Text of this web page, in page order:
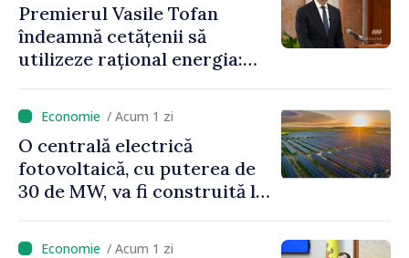
Premierul Vasile Tofan
îndeamnă cetățenii să
utilizeze rațional energia:
mari, trebuie să
economisim”/ Acum 1 zi
O centrală electrică
fotovoltaică, cu puterea de
30 de MW, va fi construită la
/ Acum 1 zi